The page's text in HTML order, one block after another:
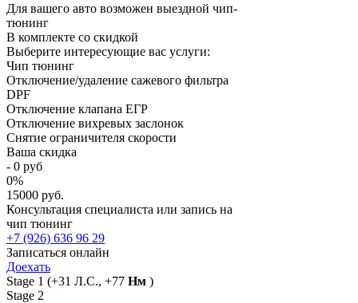
Для вашего авто возможен выездной чип-
тюнинг
В комплекте со скидкой
Выберите интересующие вас услуги:
Чип тюнинг
Отключение/удаление сажевого фильтра
DPF
Отключение клапана ЕГР
Отключение вихревых заслонок
Снятие ограничителя скорости
Ваша скидка
- 0 руб
0%
15000 руб.
Консультация специалиста или запись на
чип тюнинг
+7 (926) 636 96 29
Записаться онлайн
Доехать
Stage 1 (+31 Л.С., +77 Нм )
Stage 2